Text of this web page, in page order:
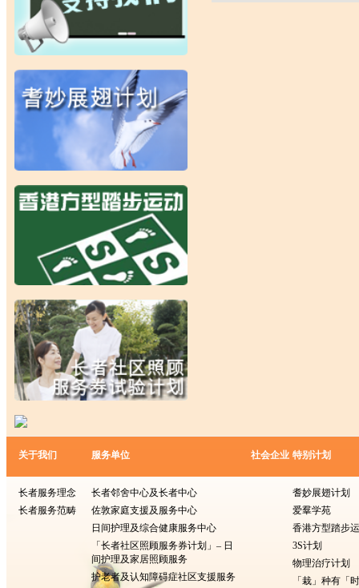
关于我们
长者服务理念
长者服务范畴
服务单位
长者邻舍中心及长者中心
佐敦家庭支援及服务中心
日间护理及综合健康服务中心
「长者社区照顾服务券计划」– 日
间护理及家居照顾服务
护老者及认知障碍症社区支援服务
社会企业 特别计划
耆妙展翅计划
爱羣学苑
香港方型​​踏步
3S计划
物理治疗计划
「栽」种有